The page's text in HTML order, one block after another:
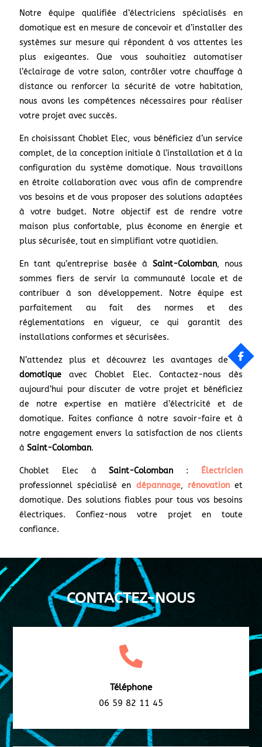
Notre équipe qualifiée d’électriciens spécialisés en
domotique est en mesure de concevoir et d’installer des
systèmes sur mesure qui répondent à vos attentes les
plus exigeantes. Que vous souhaitiez automatiser
l’éclairage de votre salon, contrôler votre chauffage à
distance ou renforcer la sécurité de votre habitation,
nous avons les compétences nécessaires pour réaliser
votre projet avec succès.
En choisissant Choblet Elec, vous bénéficiez d’un service
complet, de la conception initiale à l’installation et à la
configuration du système domotique. Nous travaillons
en étroite collaboration avec vous afin de comprendre
vos besoins et de vous proposer des solutions adaptées
à votre budget. Notre objectif est de rendre votre
maison plus confortable, plus économe en énergie et
plus sécurisée, tout en simplifiant votre quotidien.
En tant qu’entreprise basée à Saint-Colomban, nous
sommes fiers de servir la communauté locale et de
contribuer à son développement. Notre équipe est
parfaitement au fait des normes et des
réglementations en vigueur, ce qui garantit des
installations conformes et sécurisées.
N’attendez plus et découvrez les avantages de la
domotique avec Choblet Elec. Contactez-nous dès
aujourd’hui pour discuter de votre projet et bénéficiez
de notre expertise en matière d’électricité et de
domotique. Faites confiance à notre savoir-faire et à
notre engagement envers la satisfaction de nos clients
à Saint-Colomban.
Choblet Elec àSaint-Colomban :
Électricien
professionnel spécialisé en dépannage, rénovationet
domotique. Des solutions fiables pour tous vos besoins
électriques. Confiez-nous votre projet en toute
confiance.
CONTACTEZ-NOUS

Téléphone
06 59 82 11 45